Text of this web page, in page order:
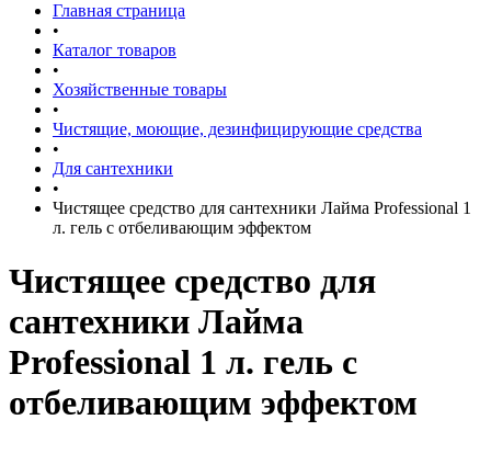
Главная страница
•
Каталог товаров
•
Хозяйственные товары
•
Чистящие, моющие, дезинфицирующие средства
•
Для сантехники
•
Чистящее средство для сантехники Лайма Professional 1
л. гель с отбеливающим эффектом
Чистящее средство для
сантехники Лайма
Professional 1 л. гель с
отбеливающим эффектом